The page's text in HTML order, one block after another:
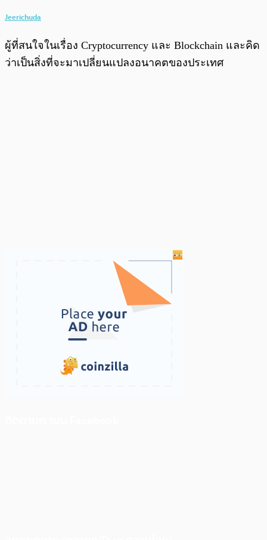
Jeerichuda
ผู้ที่สนใจในเรื่อง Cryptocurrency และ Blockchain และคิด
ว่าเป็นสิ่งที่จะมาเปลี่ยนแปลงอนาคตของประเทศ